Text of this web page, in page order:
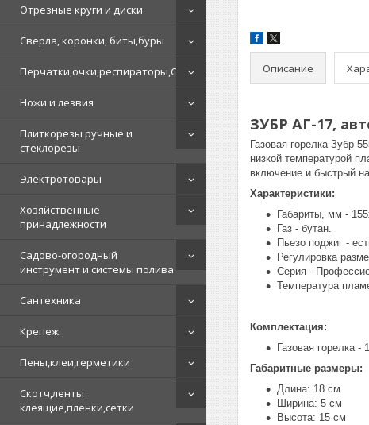
Отрезные круги и диски
Сверла, коронки, биты,буры
Перчатки,очки,респираторы,СИЗ
Ножи и лезвия
Плиткорезы ручные и
стеклорезы
Электротовары
Хозяйственные
принадлежности
Садово-огородный
инструмент и системы полива
Сантехника
Крепеж
Пены,клеи,герметики
Скотч,ленты
клеящие,пленки,сетки
Описание
ЗУБР АГ-17,
Газовая горелка Зубр
низкой температурой
включение и быстрый
Характеристики:
Габариты, мм -
Газ - бутан.
Пьезо поджиг -
Регулировка
Серия -
Температура
Комплектация:
Газовая горелка -
Габаритные размеры:
Длина: 18 см
Ширина: 5 см
Высота: 15 см